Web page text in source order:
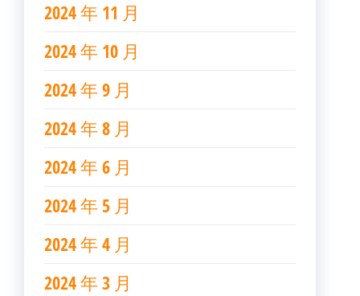
2024 年 11 月
2024 年 10 月
2024 年 9 月
2024 年 8 月
2024 年 6 月
2024 年 5 月
2024 年 4 月
2024 年 3 月